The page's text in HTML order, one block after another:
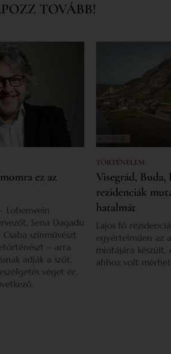
TOVÁBB!
ez az
Lobenwein
Sena Dagadu
színművészt
– arra
adják a szót,
véget ér,
TÖRTÉNELEM
Visegrád,
rezidenciák
hatalmát
Lajos fő
egyértelműen az
mintájára készült,
ahhoz volt